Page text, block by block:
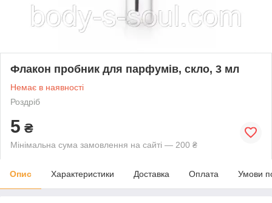
Флакон пробник для парфумів, скло, 3 мл
Немає в наявності
Роздріб
5 ₴
Мінімальна сума замовлення на сайті — 200 ₴
Опис Характеристики Доставка Оплата Умови